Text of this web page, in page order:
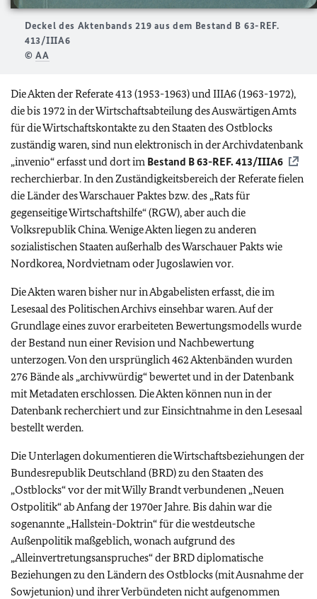
Deckel des Aktenbands 219 aus dem Bestand B 63-REF.
413/IIIA6
©AA
Die Akten der Referate 413 (1953-1963) und IIIA6 (1963-1972),
die bis 1972 in der Wirtschaftsabteilung des Auswärtigen Amts
für die Wirtschaftskontakte zu den Staaten des Ostblocks
zuständig waren, sind nun elektronisch in der Archivdatenbank
„invenio“ erfasst und dort im Bestand B 63-REF. 413/IIIA6
recherchierbar. In den Zuständigkeitsbereich der Referate fielen
die Länder des Warschauer Paktes bzw. des „Rats für
gegenseitige Wirtschaftshilfe“ (RGW), aber auch die
Volksrepublik China. Wenige Akten liegen zu anderen
sozialistischen Staaten außerhalb des Warschauer Pakts wie
Nordkorea, Nordvietnam oder Jugoslawien vor.
Die Akten waren bisher nur in Abgabelisten erfasst, die im
Lesesaal des Politischen Archivs einsehbar waren. Auf der
Grundlage eines zuvor erarbeiteten Bewertungsmodells wurde
der Bestand nun einer Revision und Nachbewertung
unterzogen. Von den ursprünglich 462 Aktenbänden wurden
276 Bände als „archivwürdig“ bewertet und in der Datenbank
mit Metadaten erschlossen. Die Akten können nun in der
Datenbank recherchiert und zur Einsichtnahme in den Lesesaal
bestellt werden.
Die Unterlagen dokumentieren die Wirtschaftsbeziehungen der
Bundesrepublik Deutschland (BRD) zu den Staaten des
„Ostblocks“ vor der mit Willy Brandt verbundenen „Neuen
Ostpolitik“ ab Anfang der 1970er Jahre. Bis dahin war die
sogenannte „Hallstein-Doktrin“ für die westdeutsche
Außenpolitik maßgeblich, wonach aufgrund des
„Alleinvertretungsanspruches“ der BRD diplomatische
Beziehungen zu den Ländern des Ostblocks (mit Ausnahme der
Sowjetunion) und ihrer Verbündeten nicht aufgenommen